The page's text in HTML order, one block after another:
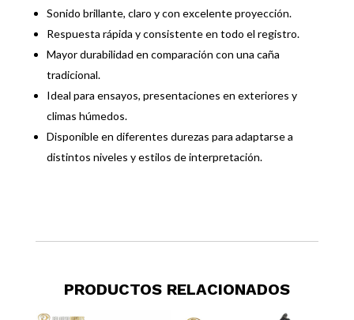
Sonido brillante, claro y con excelente proyección.
Respuesta rápida y consistente en todo el registro.
Mayor durabilidad en comparación con una caña
tradicional.
Ideal para ensayos, presentaciones en exteriores y
climas húmedos.
Disponible en diferentes durezas para adaptarse a
distintos niveles y estilos de interpretación.
PRODUCTOS RELACIONADOS